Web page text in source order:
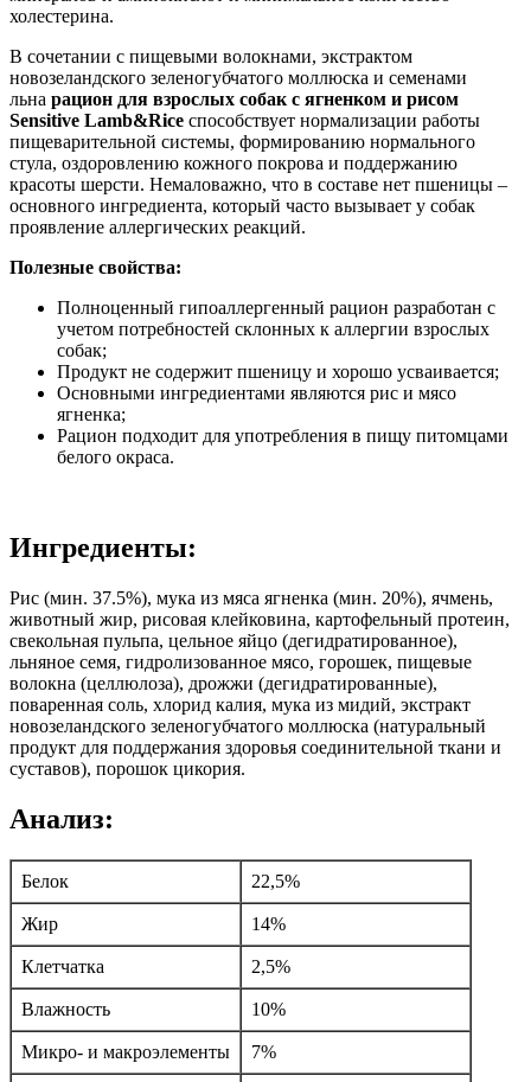
холестерина.
В сочетании с пищевыми волокнами, экстрактом
новозеландского зеленогубчатого моллюска и семенами
льна рацион для взрослых собак с ягненком и рисом
Sensitive Lamb&Rice способствует нормализации работы
пищеварительной системы, формированию нормального
стула, оздоровлению кожного покрова и поддержанию
красоты шерсти. Немаловажно, что в составе нет пшеницы –
основного ингредиента, который часто вызывает у собак
проявление аллергических реакций.
Полезные свойства:
Полноценный гипоаллергенный рацион разработан с
учетом потребностей склонных к аллергии взрослых
собак;
Продукт не содержит пшеницу и хорошо усваивается;
Основными ингредиентами являются рис и мясо
ягненка;
Рацион подходит для употребления в пищу питомцами
белого окраса.
Ингредиенты:
Рис (мин. 37.5%), мука из мяса ягненка (мин. 20%), ячмень,
животный жир, рисовая клейковина, картофельный протеин,
свекольная пульпа, цельное яйцо (дегидратированное),
льняное семя, гидролизованное мясо, горошек, пищевые
волокна (целлюлоза), дрожжи (дегидратированные),
поваренная соль, хлорид калия, мука из мидий, экстракт
новозеландского зеленогубчатого моллюска (натуральный
продукт для поддержания здоровья соединительной ткани и
суставов), порошок цикория.
Анализ:
Белок 22,5%
Жир 14%
Клетчатка 2,5%
Влажность 10%
Микро- и макроэлементы 7%